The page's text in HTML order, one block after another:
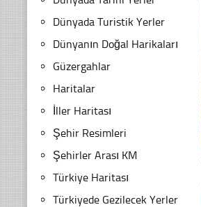
Dünyada Turistik Yerler
Dünyanın Doğal Harikaları
Güzergahlar
Haritalar
İller Haritası
Şehir Resimleri
Şehirler Arası KM
Türkiye Haritası
Türkiyede Gezilecek Yerler